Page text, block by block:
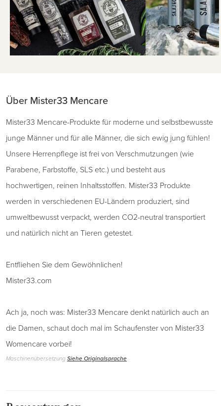
Über Mister33 Mencare
Mister33 Mencare-Produkte für moderne und selbstbewusste
junge Männer und für alle Männer, die sich ewig jung fühlen!
Unsere Herrenpflege ist frei von Verschmutzungen (wie
Parabene, Farbstoffe, SLS etc.) und besteht aus
hochwertigen, reinen Inhaltsstoffen. Mister33 Produkte
werden in verschiedenen EU-Ländern produziert, sind
umweltbewusst verpackt, werden CO2-neutral transportiert
und natürlich nicht an Tieren getestet.
Entfliehen Sie dem Gewöhnlichen!
Mister33.com
Ach ja, noch was: Mister33 Mencare denkt natürlich auch an
die Damen, schaut doch mal im Schaufenster von Mister33
Womencare vorbei!
MaschinenübersetzungSiehe Originalsprache